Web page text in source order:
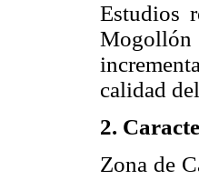
Estudios
Mogollón
calidad
2.
Zona de